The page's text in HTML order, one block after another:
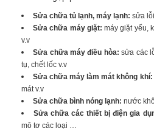
Sửa chữa tủ lạnh, máy lạnh: sửa
Sửa chữa máy giặt:máy giặt yếu,
v.v
Sửa chữa máy điều hòa: sửa các
tụ, chết lốc v.v
Sửa chữa máy làm mát không khí:
mát v.v
Sửa chữa bình nóng lạnh: nước
Sửa chữa các thiết bị điện gia
mô tơ các loại …